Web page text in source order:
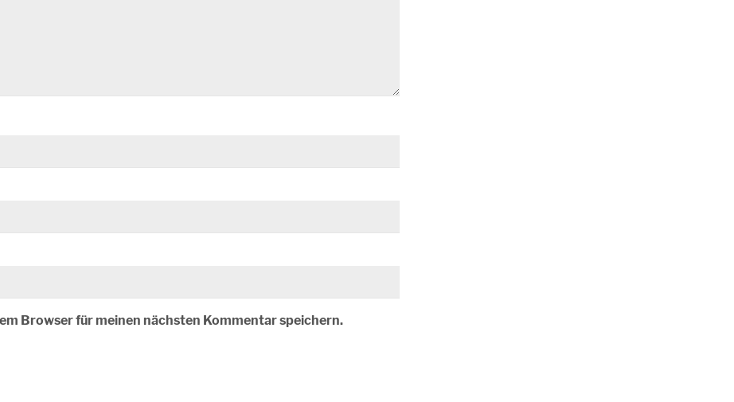
Browser für meinen nächsten Kommentar speichern.